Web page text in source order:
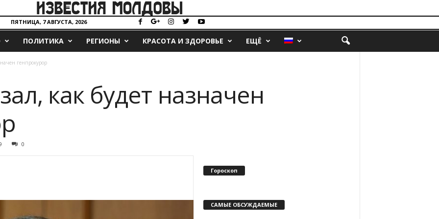
ПЯТНИЦА, 7 АВГУСТА, 2026
ПОЛИТИКА РЕГИОНЫ КРАСОТА И ЗДОРОВЬЕ ЕЩЁ
генпрокурор
как будет назначен
0
Гороскоп
САМЫЕ ОБСУЖДАЕМЫЕ